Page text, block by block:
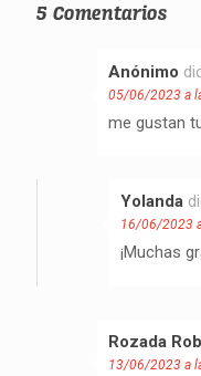
5 Comentarios
Anónimo
05/06/2023 a
me gustan
Yolanda
16/06/2023
¡Muchas
Rozada
13/06/2023 a